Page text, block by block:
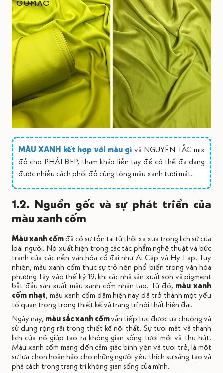
MÀU XANH kết hợp với màu gì và NGUYÊN TẮC mix
đồ cho PHÁI ĐẸP, tham khảo liền tay để có thể đa dạng
được nhiều cách phối đồ cùng tông màu xanh tươi mát.
1.2. Nguồn gốc và sự phát triển của
màu xanh cốm
Màu xanh cốmđã có sự tồn tại từ thời xa xưa trong lịch sử của
loài người. Nó xuất hiện trong các tác phẩm nghệ thuật và bức
tranh của các nền văn hóa cổ đại như Ai Cập và Hy Lạp. Tuy
nhiên, màu xanh cốm thực sự trở nên phổ biến trong văn hóa
phương Tây vào thế kỷ 19, khi các nhà sản xuất sơn và pigment
bắt đầu sản xuất màu xanh cốm nhân tạo. Từ đó, màu xanh
cốm nhạt, màu xanh cốm đậm hiện nay đã trở thành một yếu
tố quan trọng trong thiết kế và trang trí nội thất hiện đại.
Ngày nay, màu sắc xanh cốmvẫn tiếp tục được ưa chuộng và
sử dụng rộng rãi trong thiết kế nội thất. Sự tươi mát và thanh
lịch của nó giúp tạo ra không gian sống tươi mới và thu hút.
Màu xanh cốm mang đến cảm giác bình yên và tươi trẻ, là một
sự lựa chọn hoàn hảo cho những người yêu thích sự sáng tạo và
phá cách trong trang trí không gian sống của mình.